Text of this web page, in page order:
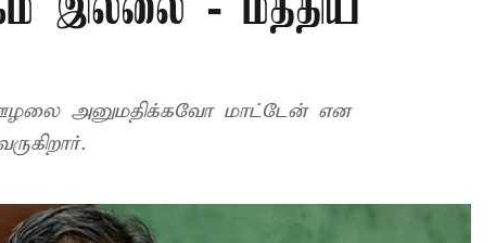
அனுமதிக்கவோ மாட்டேன் என